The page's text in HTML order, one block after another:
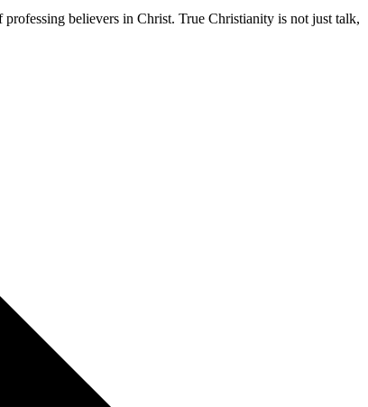
believers in Christ. True Christianity is not just talk,